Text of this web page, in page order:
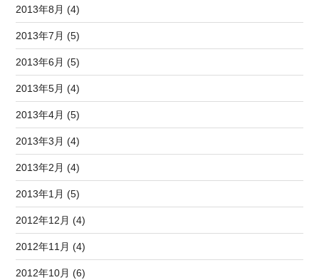
2013年8月 (4)
2013年7月 (5)
2013年6月 (5)
2013年5月 (4)
2013年4月 (5)
2013年3月 (4)
2013年2月 (4)
2013年1月 (5)
2012年12月 (4)
2012年11月 (4)
2012年10月 (6)